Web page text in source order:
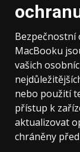
Bezpečnostní
MacBooku
vašich
nebo použití
přístup k
aktualizovat
chráněny